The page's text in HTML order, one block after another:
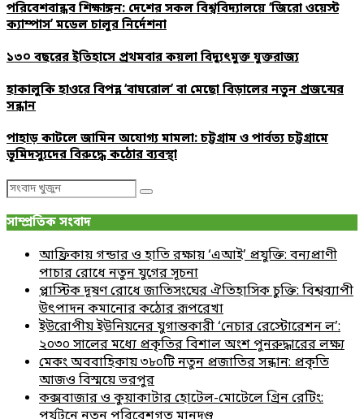
পরিবেশবান্ধব শিক্ষাঙ্গন: দেশের সকল বিশ্ববিদ্যালয়ে ‘জিরো ওয়েস্ট
ক্যাম্পাস’ মডেল চালুর নির্দেশনা
১৩০ বছরের ইতিহাসে প্রথমবার কয়লা বিদ্যুৎমুক্ত যুক্তরাজ্য
হাকালুকি হাওরে বিপন্ন ‘বাঘরোল’ বা মেছো বিড়ালের নতুন প্রজন্মের
সন্ধান
পাহাড় কাটলে জামিন অযোগ্য মামলা: চট্টগ্রাম ও পার্বত্য চট্টগ্রামে
ভূমিদস্যুদের বিরুদ্ধে কঠোর ব্যবস্থা
Search
Search
সাম্প্রতিক সংবাদ
আফ্রিকায় গন্ডার ও হাতি রক্ষায় ‘এআই’ প্রযুক্তি: বন্যপ্রাণী
পাচার রোধে নতুন যুগের সূচনা
প্লাস্টিক দূষণ রোধে জাতিসংঘের ঐতিহাসিক চুক্তি: বিশ্বব্যাপী
উৎপাদন কমানোর কঠোর রূপরেখা
ইউরোপীয় ইউনিয়নের যুগান্তকারী ‘নেচার রেস্টোরেশন ল’:
২০৩০ সালের মধ্যে প্রকৃতির বিশাল অংশ পুনরুদ্ধারের লক্ষ্য
মেকং অববাহিকায় ৩৮০টি নতুন প্রজাতির সন্ধান: প্রকৃতি
আজও বিস্ময়ে ভরপুর
কক্সবাজার ও কুয়াকাটার হোটেল-মোটেলে গ্রিন রেটিং: